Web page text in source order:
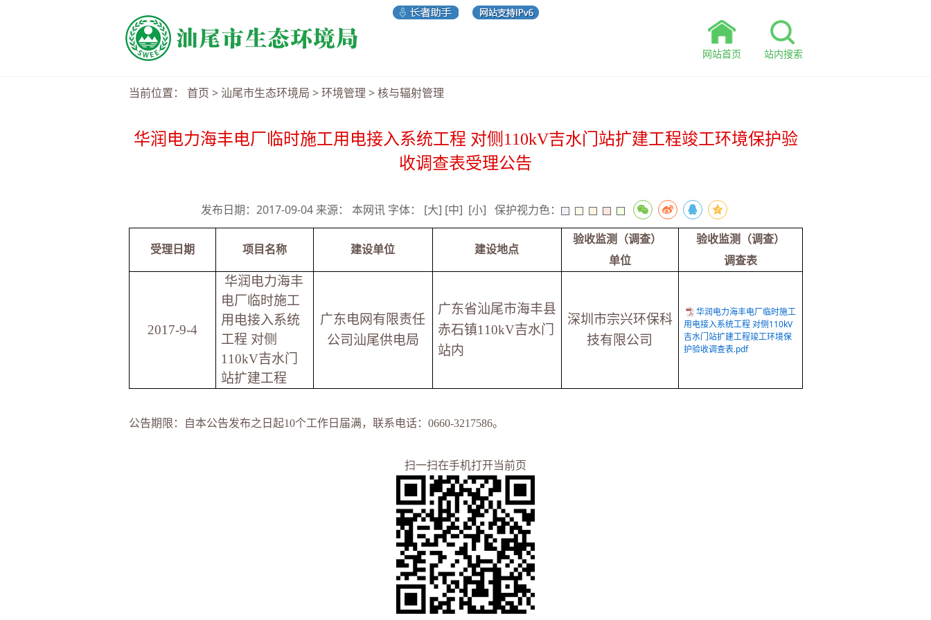
网站首页 站内搜索
当前位置： 首页 > 汕尾市生态环境局 >环境管理 >核与辐射管理
华润电力海丰电厂临时施工用电接入系统工程 对侧110kV吉水门站扩建工程竣工环境保护验
收调查表受理公告
发布日期：2017-09-04 来源： 本网讯 字体： [大] [中] [小] 保护视力色：
受理日期 项目名称 建设单位 建设地点
验收监测（调查）
单位
验收监测（调查）
调查表
2017-9-4
华润电力海丰
电厂临时施工
用电接入系统
工程 对侧
110kV吉水门
站扩建工程
广东电网有限责任
公司汕尾供电局
广东省汕尾市海丰县
赤石镇110kV吉水门
站内
深圳市宗兴环保科
技有限公司
华润电力海丰电厂临时施工
用电接入系统工程 对侧110kV
吉水门站扩建工程竣工环境保
护验收调查表.pdf
公告期限：自本公告发布之日起10个工作日届满，联系电话：0660-3217586。
扫一扫在手机打开当前页